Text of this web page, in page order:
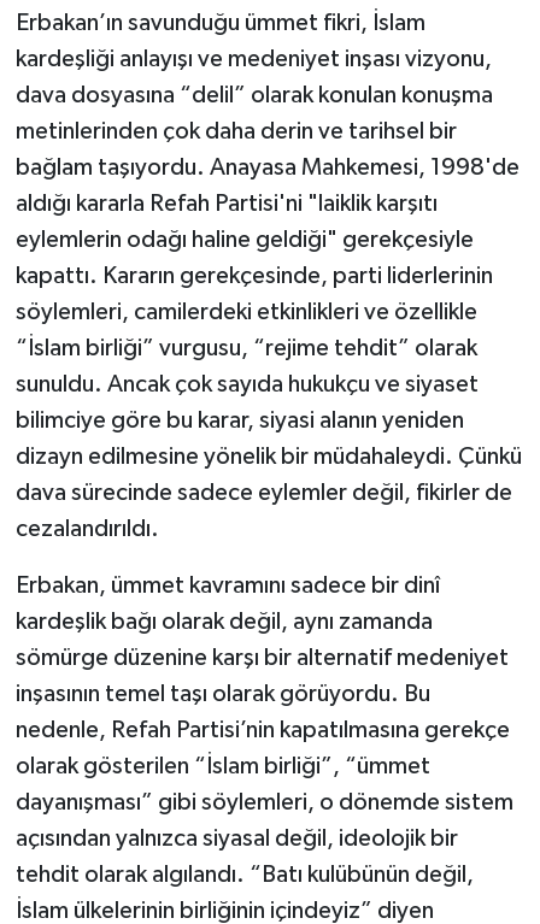
Erbakan’ın savunduğu ümmet fikri, İslam
kardeşliği anlayışı ve medeniyet inşası vizyonu,
dava dosyasına “delil” olarak konulan konuşma
metinlerinden çok daha derin ve tarihsel bir
bağlam taşıyordu. Anayasa Mahkemesi, 1998'de
aldığı kararla Refah Partisi'ni "laiklik karşıtı
eylemlerin odağı haline geldiği" gerekçesiyle
kapattı. Kararın gerekçesinde, parti liderlerinin
söylemleri, camilerdeki etkinlikleri ve özellikle
“İslam birliği” vurgusu, “rejime tehdit” olarak
sunuldu. Ancak çok sayıda hukukçu ve siyaset
bilimciye göre bu karar, siyasi alanın yeniden
dizayn edilmesine yönelik bir müdahaleydi. Çünkü
dava sürecinde sadece eylemler değil, fikirler de
cezalandırıldı.
Erbakan, ümmet kavramını sadece bir dinî
kardeşlik bağı olarak değil, aynı zamanda
sömürge düzenine karşı bir alternatif medeniyet
inşasının temel taşı olarak görüyordu. Bu
nedenle, Refah Partisi’nin kapatılmasına gerekçe
olarak gösterilen “İslam birliği”, “ümmet
dayanışması” gibi söylemleri, o dönemde sistem
açısından yalnızca siyasal değil, ideolojik bir
tehdit olarak algılandı. “Batı kulübünün değil,
İslam ülkelerinin birliğinin içindeyiz” diyen